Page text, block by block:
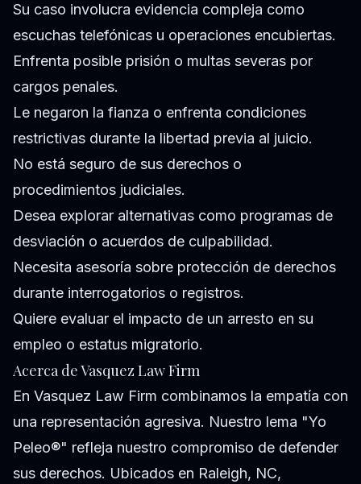
Su caso involucra evidencia compleja como
escuchas telefónicas u operaciones encubiertas.
Enfrenta posible prisión o multas severas por
cargos penales.
Le negaron la fianza o enfrenta condiciones
restrictivas durante la libertad previa al juicio.
No está seguro de sus derechos o
procedimientos judiciales.
Desea explorar alternativas como programas de
desviación o acuerdos de culpabilidad.
Necesita asesoría sobre protección de derechos
durante interrogatorios o registros.
Quiere evaluar el impacto de un arresto en su
empleo o estatus migratorio.
Acerca de Vasquez Law Firm
En Vasquez Law Firm combinamos la empatía con
una representación agresiva. Nuestro lema "Yo
Peleo®" refleja nuestro compromiso de defender
sus derechos. Ubicados en Raleigh, NC,